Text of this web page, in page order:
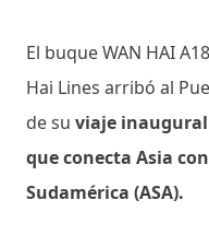
El buque WAN HAI
Hai Lines arribó al
de su viaje
que conecta Asia
Sudamérica (ASA).